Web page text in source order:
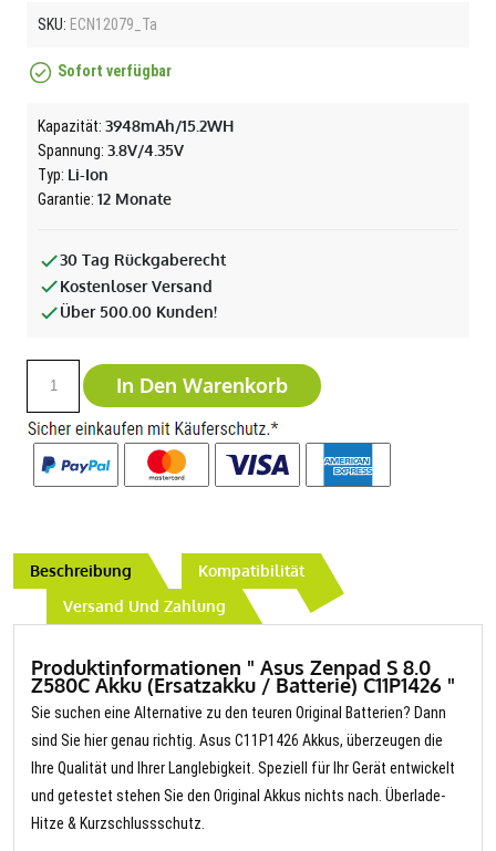
SKU: ECN12079_Ta
Sofort verfügbar
Kapazität: 3948mAh/15.2WH
Spannung: 3.8V/4.35V
Typ: Li-Ion
Garantie: 12 Monate
30 Tag Rückgaberecht
Kostenloser Versand
Über 500.00 Kunden!
In Den Warenkorb
Beschreibung
Kompatibilität
Versand Und Zahlung
Produktinformationen " Asus Zenpad S 8.0
Z580C Akku (Ersatzakku / Batterie) C11P1426 "
Sie suchen eine Alternative zu den teuren Original Batterien? Dann
sind Sie hier genau richtig. Asus C11P1426 Akkus, überzeugen die
Ihre Qualität und Ihrer Langlebigkeit. Speziell für Ihr Gerät entwickelt
und getestet stehen Sie den Original Akkus nichts nach. Überlade-
Hitze & Kurzschlussschutz.